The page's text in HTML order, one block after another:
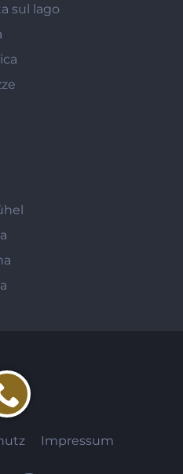
sul lago
Impressum